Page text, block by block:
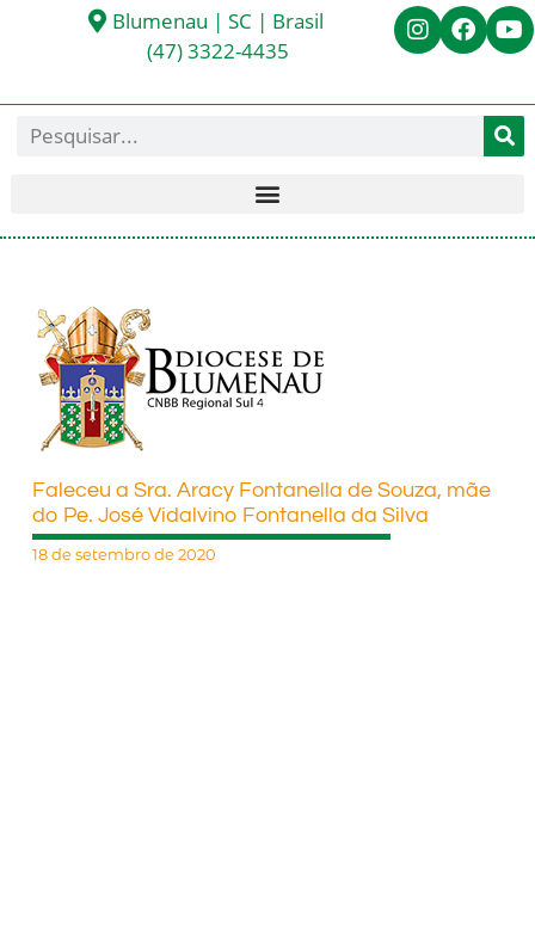
Blumenau | SC | Brasil
(47) 3322-4435
Faleceu a Sra. Aracy Fontanella de Souza, mãe
do Pe. José Vidalvino Fontanella da Silva
18 de setembro de 2020